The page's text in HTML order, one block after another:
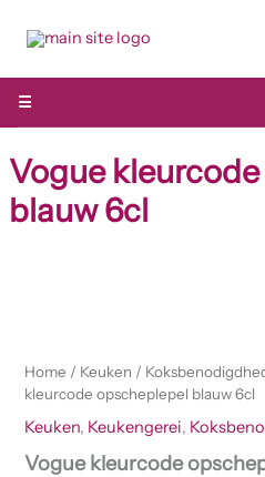
naar
inhoud
☰
Vogue
blauw 6cl
Home / Keuken /
kleurcode opscheplepel blauw 6cl
Keuken, Keukengerei,
Vogue kleurcode
6cl
aantal